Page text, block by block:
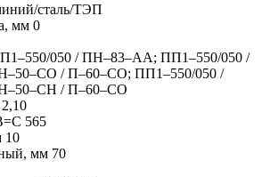
сталь/ТЭП
мм 0
050 / ПН–83–АА; ПП1–550/050 /
/ П–60–СО; ПП1–550/050 /
/ П–60–СО
2,10
565
10
мм 70